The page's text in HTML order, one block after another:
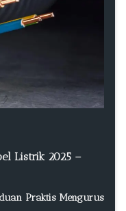
Listrik 2025 –
Praktis Mengurus